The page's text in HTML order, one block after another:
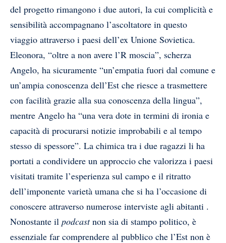
del progetto rimangono i due autori, la cui complicità e
sensibilità accompagnano l’ascoltatore in questo
viaggio attraverso i paesi dell’ex Unione Sovietica.
Eleonora, “oltre a non avere l’R moscia”, scherza
Angelo, ha sicuramente “un’empatia fuori dal comune e
un’ampia conoscenza dell’Est che riesce a trasmettere
con facilità grazie alla sua conoscenza della lingua”,
mentre Angelo ha “una vera dote in termini di ironia e
capacità di procurarsi notizie improbabili e al tempo
stesso di spessore”. La chimica tra i due ragazzi li ha
portati a condividere un approccio che valorizza i paesi
visitati tramite l’esperienza sul campo e il ritratto
dell’imponente varietà umana che si ha l’occasione di
conoscere attraverso numerose interviste agli abitanti .
Nonostante il podcastnon sia di stampo politico, è
essenziale far comprendere al pubblico che l’Est non è